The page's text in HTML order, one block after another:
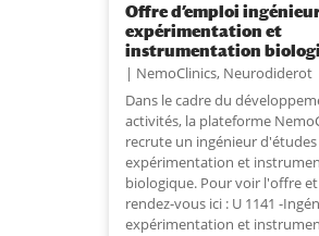
Offre d’emploi
expérimentation et
instrumentation
NemoClinics, Neurodiderot
Dans le cadre du
activités, la plateforme
recrute un ingénieur d'études
expérimentation et
biologique. Pour voir l'offre
rendez-vous ici : U 1141 -
expérimentation et